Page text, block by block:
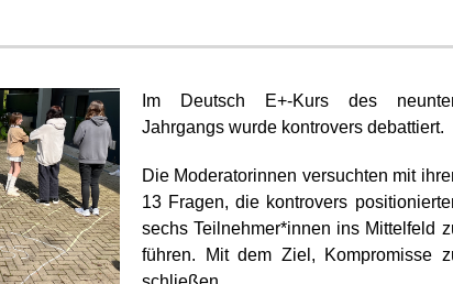
Im Deutsch E+-Kurs des
Jahrgangs wurde kontrovers debattiert.
Die Moderatorinnen versuchten mit
13 Fragen, die kontrovers
sechs Teilnehmer*innen ins Mittelfeld
führen. Mit dem Ziel, Kompromisse